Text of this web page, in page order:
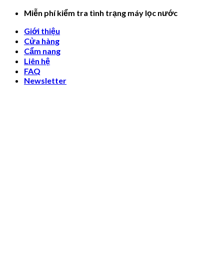
Skip
content
Miễn phí kiểm tra tình trạng máy lọc nước
Giới thiệu
Cửa hàng
Cẩm nang
Liên hệ
FAQ
Newsletter